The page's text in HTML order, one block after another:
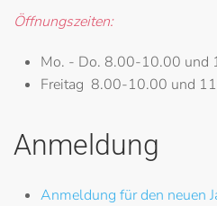
Öffnungszeiten:
Mo. - Do. 8.00-10.00 und
Freitag 8.00-10.00 und
Anmeldung
Anmeldung für den neuen